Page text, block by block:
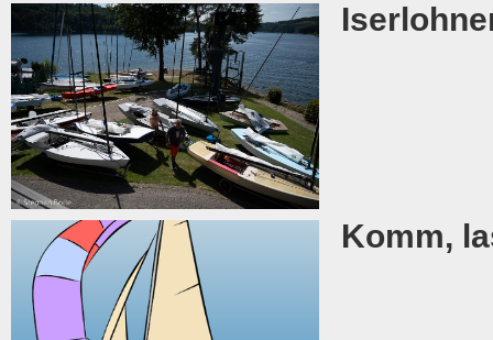
Komm,